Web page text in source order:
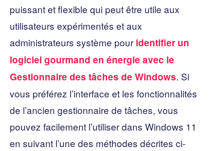
puissant et flexible qui peut être utile aux
utilisateurs expérimentés et aux
administrateurs système pour identifier un
logiciel gourmand en énergie avec le
Gestionnaire des tâches de Windows. Si
vous préférez l’interface et les fonctionnalités
de l’ancien gestionnaire de tâches, vous
pouvez facilement l’utiliser dans Windows 11
en suivant l’une des méthodes décrites ci-